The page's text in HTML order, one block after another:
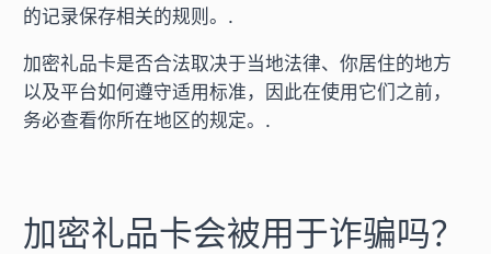
的记录保存相关的规则。.
加密礼品卡是否合法取决于当地法律、你居住的地方
以及平台如何遵守适用标准，因此在使用它们之前，
务必查看你所在地区的规定。.
加密礼品卡会被用于诈骗吗？